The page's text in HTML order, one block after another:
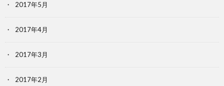
2017年5月
2017年4月
2017年3月
2017年2月